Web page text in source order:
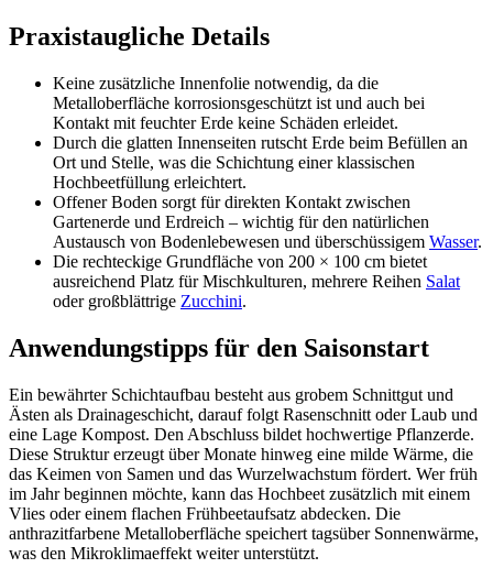
Praxistaugliche Details
Keine zusätzliche Innenfolie notwendig, da die
Metalloberfläche korrosionsgeschützt ist und auch bei
Kontakt mit feuchter Erde keine Schäden erleidet.
Durch die glatten Innenseiten rutscht Erde beim Befüllen an
Ort und Stelle, was die Schichtung einer klassischen
Hochbeetfüllung erleichtert.
Offener Boden sorgt für direkten Kontakt zwischen
Gartenerde und Erdreich – wichtig für den natürlichen
Austausch von Bodenlebewesen und überschüssigem Wasser.
Die rechteckige Grundfläche von 200 × 100 cm bietet
ausreichend Platz für Mischkulturen, mehrere Reihen Salat
oder großblättrige Zucchini.
Anwendungstipps für den Saisonstart
Ein bewährter Schichtaufbau besteht aus grobem Schnittgut und
Ästen als Drainageschicht, darauf folgt Rasenschnitt oder Laub und
eine Lage Kompost. Den Abschluss bildet hochwertige Pflanzerde.
Diese Struktur erzeugt über Monate hinweg eine milde Wärme, die
das Keimen von Samen und das Wurzelwachstum fördert. Wer früh
im Jahr beginnen möchte, kann das Hochbeet zusätzlich mit einem
Vlies oder einem flachen Frühbeetaufsatz abdecken. Die
anthrazitfarbene Metalloberfläche speichert tagsüber Sonnenwärme,
was den Mikroklimaeffekt weiter unterstützt.